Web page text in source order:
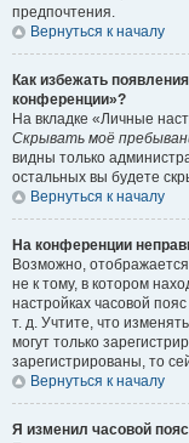
предпочтения.
Вернуться к началу
Как избежать
конференции»?
На вкладке «Личные
Скрывать моё
видны только
остальных вы будете
Вернуться к началу
На конференции
Возможно,
не к тому, в котором
настройках часовой
т. д. Учтите, что
могут только
зарегистрированы, то
Вернуться к началу
Я изменил часовой